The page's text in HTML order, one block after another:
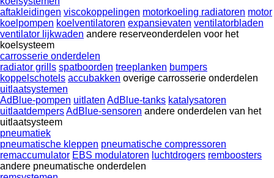
aftakleidingen viscokoppelingen motorkoeling radiatoren motor
koelpompen koelventilatoren expansievaten ventilatorbladen
ventilator lijkwaden andere reserveonderdelen voor het
koelsysteem
carrosserie onderdelen
radiator grills spatboorden treeplanken bumpers
koppelschotels accubakken overige carrosserie onderdelen
uitlaatsystemen
AdBlue-pompen uitlaten AdBlue-tanks katalysatoren
uitlaatdempersAdBlue-sensoren andere onderdelen van het
uitlaatsysteem
pneumatiek
pneumatische kleppen pneumatische compressoren
remaccumulator EBS modulatoren luchtdrogers remboosters
andere pneumatische onderdelen